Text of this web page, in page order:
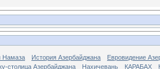
Намаза История Азербайджана
Евровидение
столица Азербайджана Нахичевань КАРАБАХ